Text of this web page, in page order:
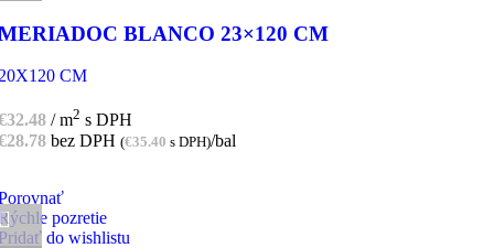
BLANCO 23×120 CM
CM
32.48 / m2 s DPH
28.78 bez DPH (€35.40 s DPH)/bal
pozretie
do wishlistu